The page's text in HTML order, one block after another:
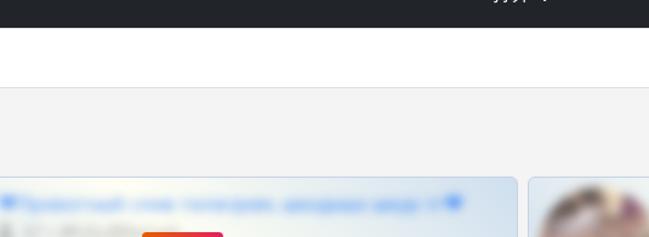
❤Приватный слив телеграм, шкодных шкур тг❤